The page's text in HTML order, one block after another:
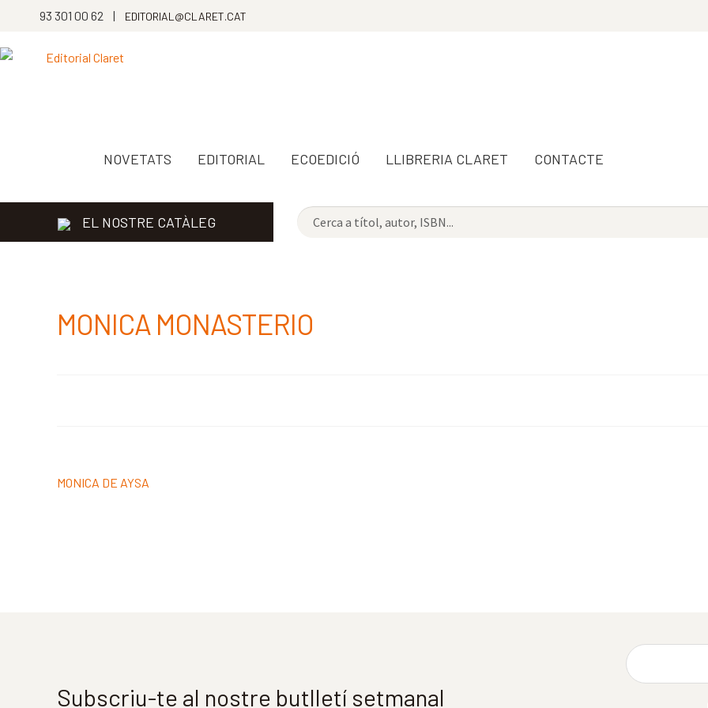
93 301 00 62 | EDITORIAL@CLARET.CAT
NOVETATS EDITORIAL ECOEDICIÓ LLIBRERIA CLARET CONTACTE
EL NOSTRE CATÀLEG
MONICA MONASTERIO
Navegació
Entrada
MONICA DE AYSA
Subscriu-te al nostre butlletí setmanal